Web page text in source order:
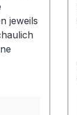
jeweils